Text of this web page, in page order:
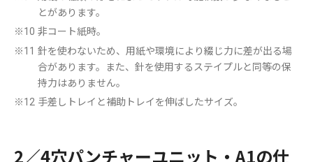
とがあります。
※10 非コート紙時。
※11 針を使わないため、用紙や環境により綴じ力に差が出る場
合があります。また、針を使用するステイプルと同等の保
持力はありません。
※12 手差しトレイと補助トレイを伸ばしたサイズ。
2／4穴パンチャーユニット・A1の仕